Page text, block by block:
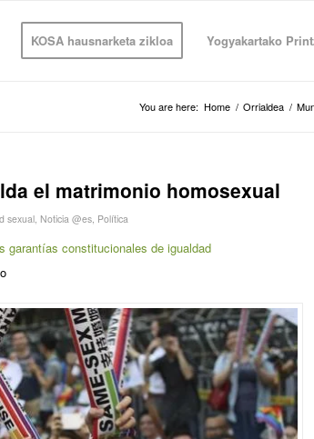
KOSA hausnarketa zikloa Yogyakartako
You are here: Home / Orrialdea /
el matrimonio homosexual
sexual, Noticia @es, Política
garantías constitucionales de igualdad